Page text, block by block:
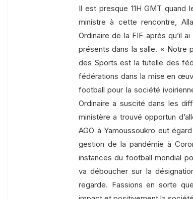
Il est presque 11H GMT
ministre à cette rencontre,
Ordinaire de la FIF après qu’il
présents dans la salle. « Notre
des Sports est la tutelle des
fédérations dans la mise en
football pour la société
Ordinaire a suscité dans les
ministère a trouvé opportun
AGO à Yamoussoukro eut
gestion de la pandémie à
instances du football mondial
va déboucher sur la
regarde. Fassions en sorte